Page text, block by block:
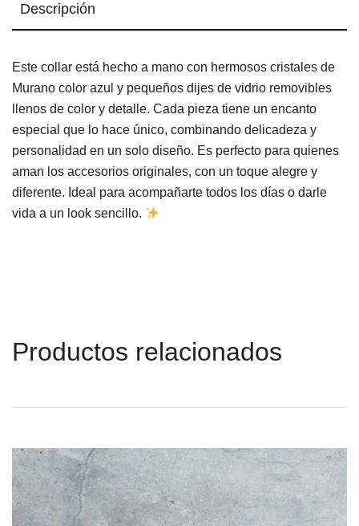
Descripción
Este collar está hecho a mano con hermosos cristales de
Murano color azul y pequeños dijes de vidrio removibles
llenos de color y detalle. Cada pieza tiene un encanto
especial que lo hace único, combinando delicadeza y
personalidad en un solo diseño. Es perfecto para quienes
aman los accesorios originales, con un toque alegre y
diferente. Ideal para acompañarte todos los días o darle
vida a un look sencillo.
Productos relacionados